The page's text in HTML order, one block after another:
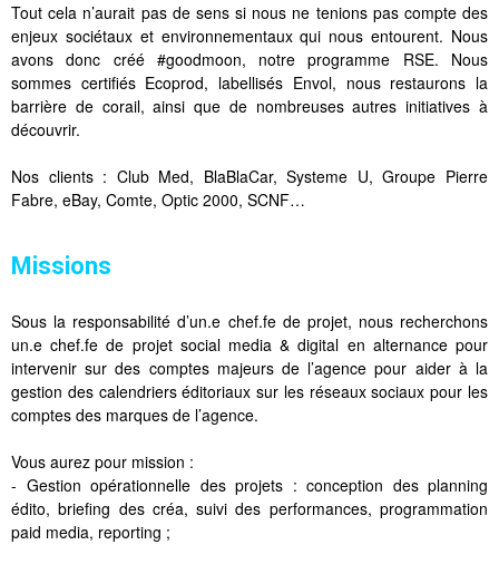
Tout cela n’aurait pas de sens si nous ne tenions pas compte des
enjeux sociétaux et environnementaux qui nous entourent. Nous
avons donc créé #goodmoon, notre programme RSE. Nous
sommes certifiés Ecoprod, labellisés Envol, nous restaurons la
barrière de corail, ainsi que de nombreuses autres initiatives à
découvrir.
Nos clients : Club Med, BlaBlaCar, Systeme U, Groupe Pierre
Fabre, eBay, Comte, Optic 2000, SCNF…
Missions
Sous la responsabilité d’un.e chef.fe de projet, nous recherchons
un.e chef.fe de projet social media & digital en alternance pour
intervenir sur des comptes majeurs de l’agence pour aider à la
gestion des calendriers éditoriaux sur les réseaux sociaux pour les
comptes des marques de l’agence.
Vous aurez pour mission :
- Gestion opérationnelle des projets : conception des planning
édito, briefing des créa, suivi des performances, programmation
paid media, reporting ;